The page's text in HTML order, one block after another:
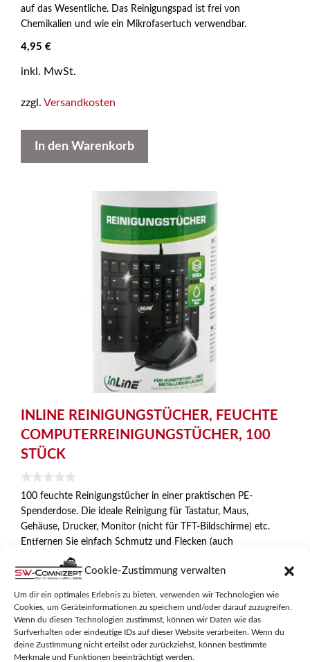
Cookie-Zustimmung verwalten
Um dir ein optimales Erlebnis zu bieten, verwenden wir Technologien wie
Cookies, um Geräteinformationen zu speichern und/oder darauf zuzugreifen.
Wenn du diesen Technologien zustimmst, können wir Daten wie das
Surfverhalten oder eindeutige IDs auf dieser Website verarbeiten. Wenn du
deine Zustimmung nicht erteilst oder zurückziehst, können bestimmte
Merkmale und Funktionen beeinträchtigt werden.
auf das Wesentliche. Das Reinigungspad ist frei von
Chemikalien und wie ein Mikrofasertuch verwendbar.
4,95 €
inkl. MwSt.
zzgl. Versandkosten
In den Warenkorb
INLINE REINIGUNGSTÜCHER, FEUCHTE
COMPUTERREINIGUNGSTÜCHER, 100
STÜCK
0
v
o
n
100 feuchte Reinigungstücher in einer praktischen PE-
Spenderdose. Die ideale Reinigung für Tastatur, Maus,
Gehäuse, Drucker, Monitor (nicht für TFT-Bildschirme) etc.
Entfernen Sie einfach Schmutz und Flecken (auch
Kugelschreiberflecken), die Geräte werden antistatisch
gereinigt. In der praktischen Spenderbox sind die Tücher
100 feuchte Reinigungstücher
aus weichem Vlies, 20g/m²
antistatisch